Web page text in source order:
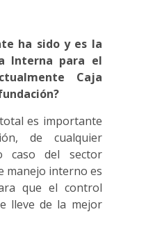
ha sido y es la
Interna para el
Caja
es importante
de cualquier
caso del sector
manejo interno es
que el control
lleve de la mejor